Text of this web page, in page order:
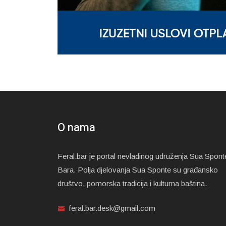
O nama
Feral.bar je portal nevladinog udruženja Sua
Bara. Polja djelovanja Sua Sponte su građansko
društvo, pomorska tradicija i kulturna baština.
feral.bar.desk@gmail.com